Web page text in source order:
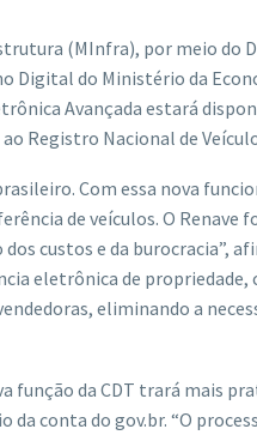
(MInfra), por meio do
Digital do Ministério da
Avançada estará
Registro Nacional de
Com essa nova
de veículos. O Renave
custos e da burocracia”,
eletrônica de
eliminando a
função da CDT trará mais
conta do gov.br. “O